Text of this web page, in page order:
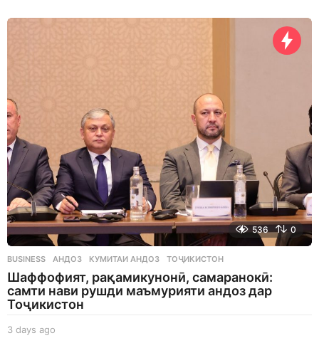
a
536 0
BUSINESS АНДОЗ ,КУМИТАИ АНДОЗ ,ТОҶИКИСТОН
Шаффофият, рақамикунонӣ, самаранокӣ:
самти нави рушди маъмурияти андоз дар
Тоҷикистон
3 days ago